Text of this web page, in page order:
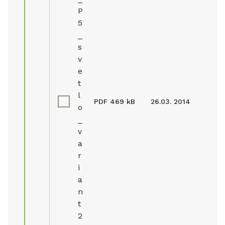
P
5
s
v
e
t
l
o
v
a
r
i
a
n
t
2
PDF 469 kB 26.03. 2014